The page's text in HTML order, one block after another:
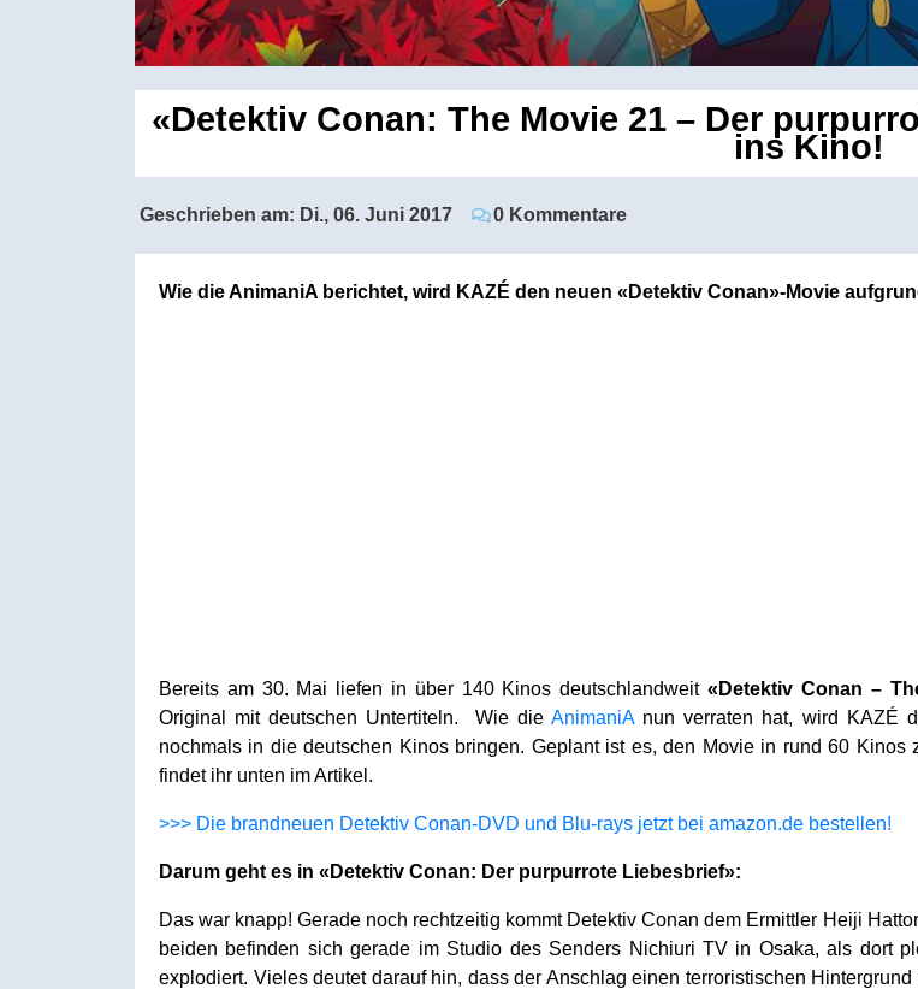
«Detektiv Conan: The Movie 21 – Der
ins Kino!
Geschrieben am: Di., 06. Juni 2017 0 Kommentare
Wie die AnimaniA berichtet, wird KAZÉ den neuen «Detektiv Conan»-Movie
Bereits am 30. Mai liefen in über 140 Kinos deutschlandweit«Detektiv Conan –
Original mit deutschen Untertiteln. Wie dieAnimaniAnun verraten hat, wird KAZÉ
nochmals in die deutschen Kinos bringen. Geplant ist es, den Movie in rund 60 Kinos
findet ihr unten im Artikel.
>>> Die brandneuen Detektiv Conan-DVD und Blu-rays jetzt bei amazon.de bestellen!
Darum geht es in «Detektiv Conan: Der purpurrote Liebesbrief»:
Das war knapp! Gerade noch rechtzeitig kommt Detektiv Conan dem Ermittler Heiji
beiden befinden sich gerade im Studio des Senders Nichiuri TV in Osaka, als dort
explodiert. Vieles deutet darauf hin, dass der Anschlag einen terroristischen